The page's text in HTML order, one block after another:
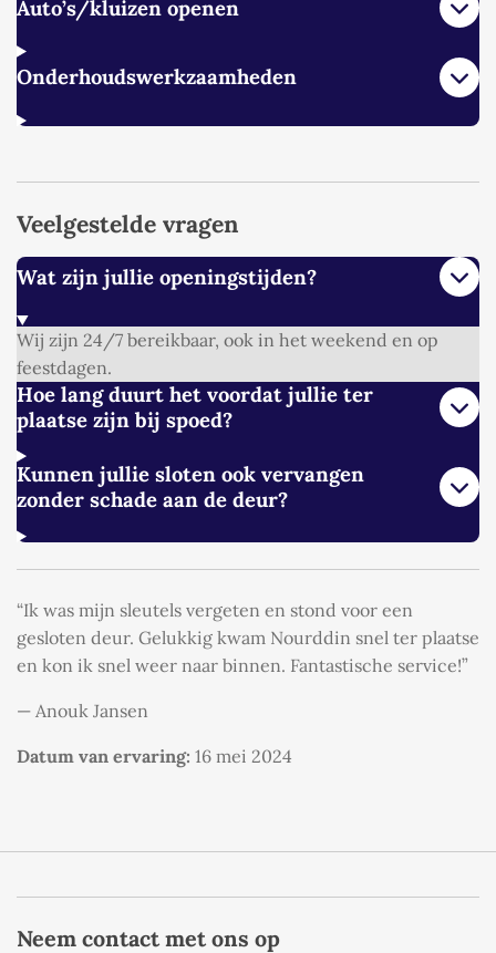
Auto’s/kluizen openen
Onderhoudswerkzaamheden
Veelgestelde vragen
Wat zijn jullie openingstijden?
Wij zijn 24/7 bereikbaar, ook in het weekend en op
feestdagen.
Hoe lang duurt het voordat jullie ter
plaatse zijn bij spoed?
Kunnen jullie sloten ook vervangen
zonder schade aan de deur?
“Ik was mijn sleutels vergeten en stond voor een
gesloten deur. Gelukkig kwam Nourddin snel ter plaatse
en kon ik snel weer naar binnen. Fantastische service!”
— Anouk Jansen
Datum van ervaring: 16 mei 2024
Neem contact met ons op